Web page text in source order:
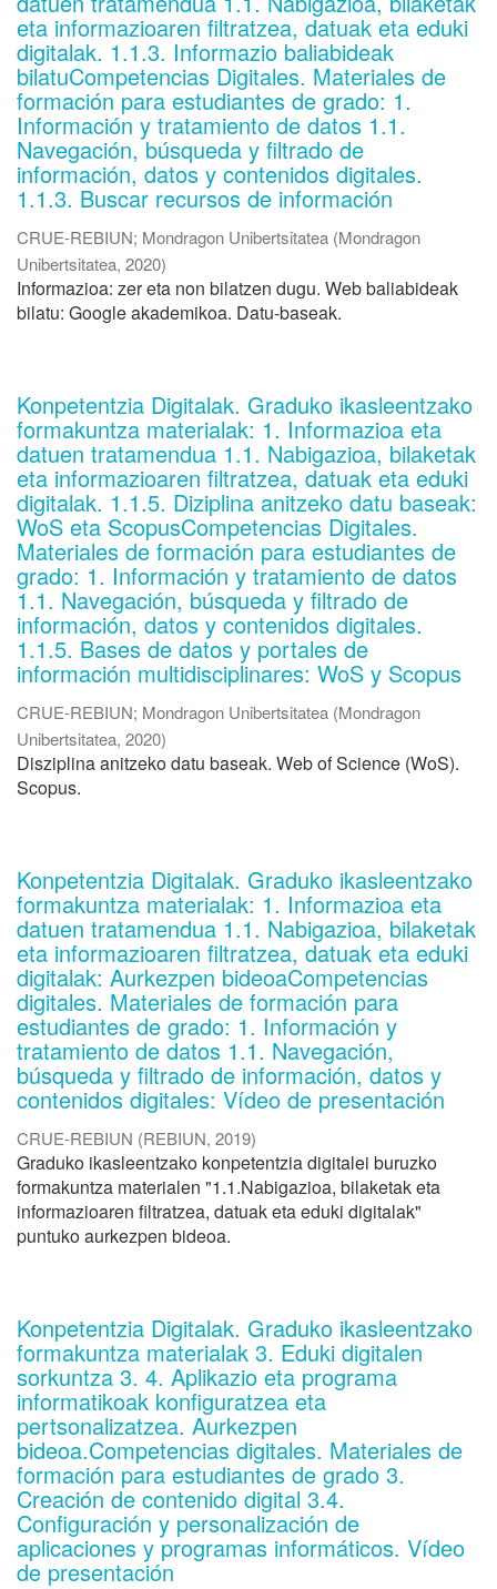
eta informazioaren filtratzea, datuak eta eduki
digitalak. 1.1.3. Informazio baliabideak
bilatuCompetencias Digitales. Materiales de
formación para estudiantes de grado: 1.
Información y tratamiento de datos 1.1.
Navegación, búsqueda y filtrado de
información, datos y contenidos digitales.
1.1.3. Buscar recursos de información
CRUE-REBIUN; Mondragon Unibertsitatea (Mondragon
Unibertsitatea, 2020)
Informazioa: zer eta non bilatzen dugu. Web baliabideak
bilatu: Google akademikoa. Datu-baseak.
Konpetentzia Digitalak. Graduko ikasleentzako
formakuntza materialak: 1. Informazioa eta
datuen tratamendua 1.1. Nabigazioa, bilaketak
eta informazioaren filtratzea, datuak eta eduki
digitalak. 1.1.5. Diziplina anitzeko datu baseak:
WoS eta ScopusCompetencias Digitales.
Materiales de formación para estudiantes de
grado: 1. Información y tratamiento de datos
1.1. Navegación, búsqueda y filtrado de
información, datos y contenidos digitales.
1.1.5. Bases de datos y portales de
información multidisciplinares: WoS y Scopus
CRUE-REBIUN; Mondragon Unibertsitatea (Mondragon
Unibertsitatea, 2020)
Disziplina anitzeko datu baseak. Web of Science (WoS).
Scopus.
Konpetentzia Digitalak. Graduko ikasleentzako
formakuntza materialak: 1. Informazioa eta
datuen tratamendua 1.1. Nabigazioa, bilaketak
eta informazioaren filtratzea, datuak eta eduki
digitalak: Aurkezpen bideoaCompetencias
digitales. Materiales de formación para
estudiantes de grado: 1. Información y
tratamiento de datos 1.1. Navegación,
búsqueda y filtrado de información, datos y
contenidos digitales: Vídeo de presentación
CRUE-REBIUN (REBIUN, 2019)
Graduko ikasleentzako konpetentzia digitalei buruzko
formakuntza materialen "1.1.Nabigazioa, bilaketak eta
informazioaren filtratzea, datuak eta eduki digitalak"
puntuko aurkezpen bideoa.
Konpetentzia Digitalak. Graduko ikasleentzako
formakuntza materialak 3. Eduki digitalen
sorkuntza 3. 4. Aplikazio eta programa
informatikoak konfiguratzea eta
pertsonalizatzea. Aurkezpen
bideoa.Competencias digitales. Materiales de
formación para estudiantes de grado 3.
Creación de contenido digital 3.4.
Configuración y personalización de
aplicaciones y programas informáticos. Vídeo
de presentación